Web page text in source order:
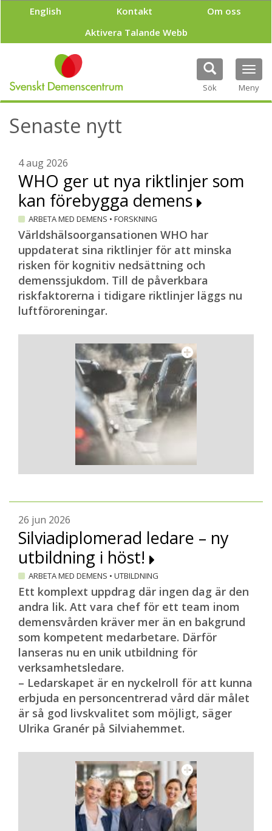
p
l
English Kontakt
Om oss
Aktivera Talande Webb
Sök Meny
Senaste nytt
4 aug 2026
WHO ger ut nya riktlinjer som
kan förebygga demens
ARBETA MED DEMENS • FORSKNING
Världshälsoorgansationen WHO har
uppdaterat sina riktlinjer för att minska
risken för kognitiv nedsättning och
demenssjukdom. Till de påverkbara
riskfaktorerna i tidigare riktlinjer läggs nu
luftföroreningar.
26 jun 2026
Silviadiplomerad ledare – ny
utbildning i höst!
ARBETA MED DEMENS • UTBILDNING
Ett komplext uppdrag där ingen dag är den
andra lik. Att vara chef för ett team inom
demensvården kräver mer än en bakgrund
som kompetent medarbetare. Därför
lanseras nu en unik utbildning för
verksamhetsledare.
– Ledarskapet är en nyckelroll för att kunna
erbjuda en personcentrerad vård där målet
är så god livskvalitet som möjligt, säger
Ulrika Granér på Silviahemmet.